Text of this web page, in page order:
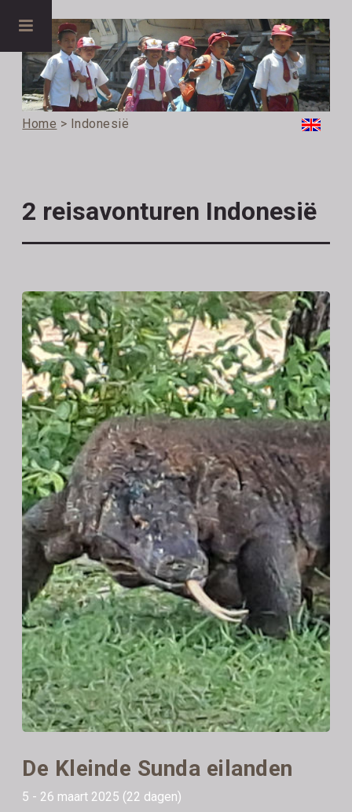
Home > Indonesië
2 reisavonturen Indonesië
De Kleinde Sunda eilanden
5 - 26 maart 2025 (22 dagen)